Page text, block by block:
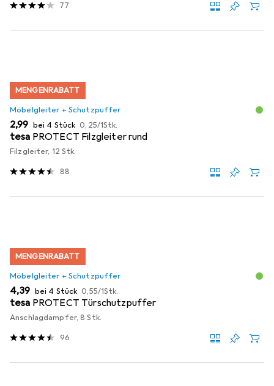
77
MENGENRABATT
Möbelgleiter + Schutzpuffer
EUR
2,99 bei 4 Stück EUR
0,25/1Stk.
tesa PROTECT Filzgleiter rund
Filzgleiter, 12 Stk.
88
MENGENRABATT
Möbelgleiter + Schutzpuffer
EUR
4,39 bei 4 Stück EUR
0,55/1Stk.
tesa PROTECT Türschutzpuffer
Anschlagdämpfer, 8 Stk.
96